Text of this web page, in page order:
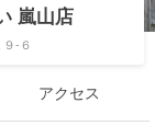
嵐山店
-６
アクセス